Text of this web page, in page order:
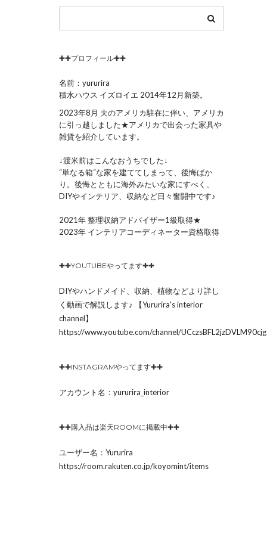
✚✚プロフィール✚✚
名前：yururira
積水ハウス イズロイエ 2014年12月新築。
2023年8月 夫のアメリカ駐在に伴い、アメリカ
に引っ越しました★アメリカで出会った家具や
雑貨を紹介しています。
↓渡米前はこんなおうちでした↓
“単なる箱“な家を建ててしまって、後悔ばか
り。後悔とともに海外みたいな家にすべく、
DIYやインテリア、収納など日々奮闘中です♪
2021年 整理収納アドバイザー1級取得★
2023年 インテリアコーディネーター資格取得
✚✚YOUTUBEやってます✚✚
DIYやハンドメイド、収納、植物などより詳し
く動画で解説します♪ 【Yururira's interior
channel】
https://www.youtube.com/channel/
✚✚INSTAGRAMやってます✚✚
アカウント名：yururira_interior
✚✚購入品は楽天ROOMに掲載中✚✚
ユーザー名：Yururira
https://room.rakuten.co.jp/koyomint/items